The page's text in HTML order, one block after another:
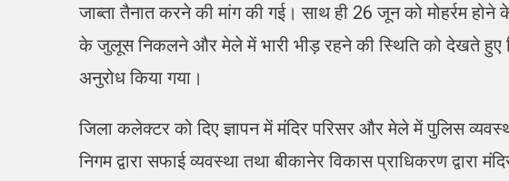
जाब्ता तैनात करने की मांग की गई। साथ ही 26 जून को मोहर्रम
के जुलूस निकलने और मेले में भारी भीड़ रहने की स्थिति को देखते हुए
अनुरोध किया गया।
जिला कलेक्टर को दिए ज्ञापन में मंदिर परिसर और मेले में पुलिस
निगम द्वारा सफाई व्यवस्था तथा बीकानेर विकास प्राधिकरण द्वारा